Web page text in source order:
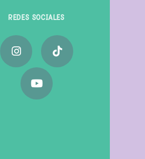
REDES SOCIALES